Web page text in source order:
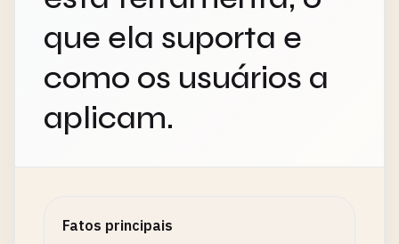
que ela suporta e
como os usuários a
aplicam.
Fatos principais